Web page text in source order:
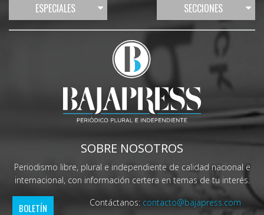
ESPECIALES SECCIONES
SOBRE NOSOTROS
Periodismo libre, plural e independiente de calidad nacional e
internacional, con información certera en temas de tu interés.
BOLETÍN Contáctanos: contacto@bajapress.com